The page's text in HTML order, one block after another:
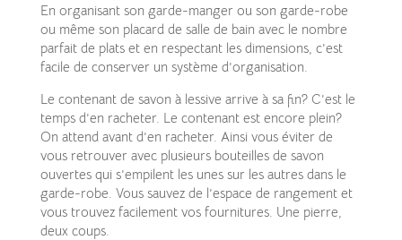
En organisant son garde-manger ou son garde-robe
ou même son placard de salle de bain avec le nombre
parfait de plats et en respectant les dimensions, c’est
facile de conserver un système d’organisation.
Le contenant de savon à lessive arrive à sa fin? C’est le
temps d’en racheter. Le contenant est encore plein?
On attend avant d’en racheter. Ainsi vous éviter de
vous retrouver avec plusieurs bouteilles de savon
ouvertes qui s’empilent les unes sur les autres dans le
garde-robe. Vous sauvez de l’espace de rangement et
vous trouvez facilement vos fournitures. Une pierre,
deux coups.